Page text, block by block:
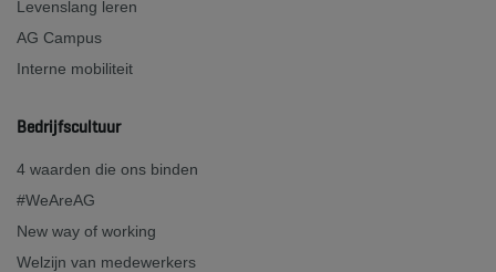
Levenslang leren
AG Campus
Interne mobiliteit
Bedrijfscultuur
4 waarden die ons binden
#WeAreAG
New way of working
Welzijn van medewerkers